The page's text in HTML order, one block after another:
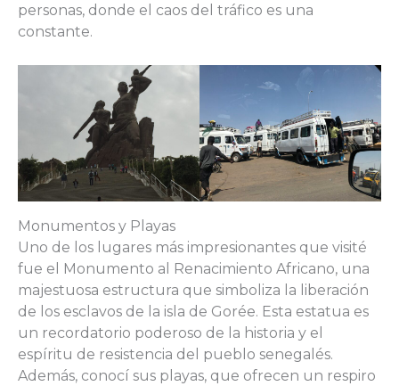
personas, donde el caos del tráfico es una
constante.
Monumentos y Playas
Uno de los lugares más impresionantes que visité
fue el Monumento al Renacimiento Africano, una
majestuosa estructura que simboliza la liberación
de los esclavos de la isla de Gorée. Esta estatua es
un recordatorio poderoso de la historia y el
espíritu de resistencia del pueblo senegalés.
Además, conocí sus playas, que ofrecen un respiro